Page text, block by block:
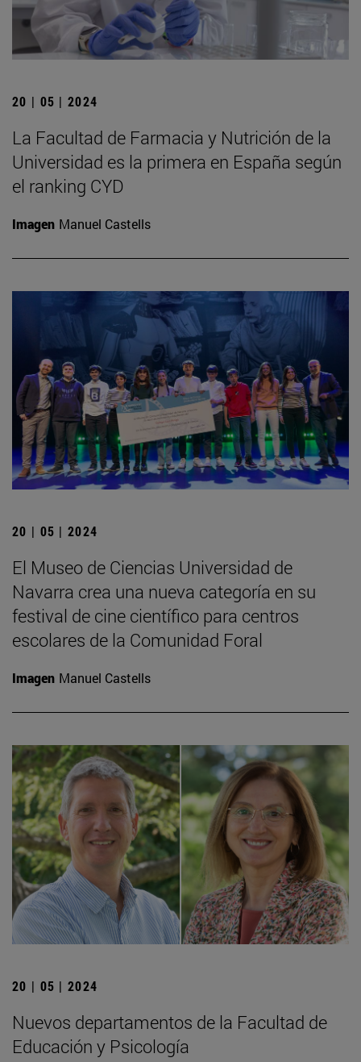
20 | 05 | 2024
La Facultad de Farmacia y Nutrición de la
Universidad es la primera en España según
el ranking CYD
Imagen Manuel Castells
20 | 05 | 2024
El Museo de Ciencias Universidad de
Navarra crea una nueva categoría en su
festival de cine científico para centros
escolares de la Comunidad Foral
Imagen Manuel Castells
20 | 05 | 2024
Nuevos departamentos de la Facultad de
Educación y Psicología